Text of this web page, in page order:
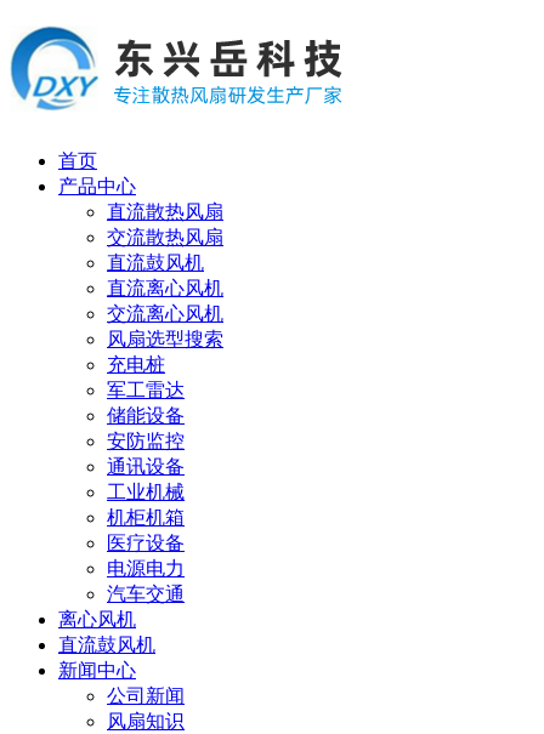
首页
产品中心
直流散热风扇
交流散热风扇
直流鼓风机
直流离心风机
交流离心风机
风扇选型搜索
充电桩
军工雷达
储能设备
安防监控
通讯设备
工业机械
机柜机箱
医疗设备
电源电力
汽车交通
离心风机
直流鼓风机
新闻中心
公司新闻
风扇知识